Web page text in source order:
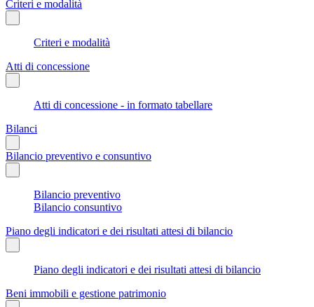
Criteri e modalità
Criteri e modalità
Atti di concessione
Atti di concessione - in formato tabellare
Bilanci
Bilancio preventivo e consuntivo
Bilancio preventivo
Bilancio consuntivo
Piano degli indicatori e dei risultati attesi di bilancio
Piano degli indicatori e dei risultati attesi di bilancio
Beni immobili e gestione patrimonio